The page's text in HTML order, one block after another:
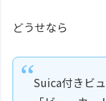
どうせなら
Suica付きビ